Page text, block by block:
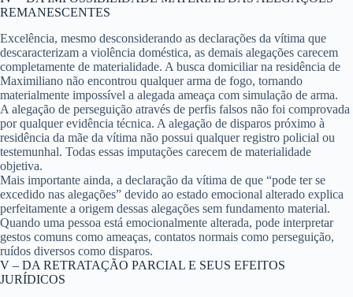
REMANESCENTES
Excelência, mesmo desconsiderando as declarações da vítima que
descaracterizam a violência doméstica, as demais alegações carecem
completamente de materialidade. A busca domiciliar na residência de
Maximiliano não encontrou qualquer arma de fogo, tornando
materialmente impossível a alegada ameaça com simulação de arma.
A alegação de perseguição através de perfis falsos não foi comprovada
por qualquer evidência técnica. A alegação de disparos próximo à
residência da mãe da vítima não possui qualquer registro policial ou
testemunhal. Todas essas imputações carecem de materialidade
objetiva.
Mais importante ainda, a declaração da vítima de que “pode ter se
excedido nas alegações” devido ao estado emocional alterado explica
perfeitamente a origem dessas alegações sem fundamento material.
Quando uma pessoa está emocionalmente alterada, pode interpretar
gestos comuns como ameaças, contatos normais como perseguição,
ruídos diversos como disparos.
V – DA RETRATAÇÃO PARCIAL E SEUS EFEITOS
JURÍDICOS